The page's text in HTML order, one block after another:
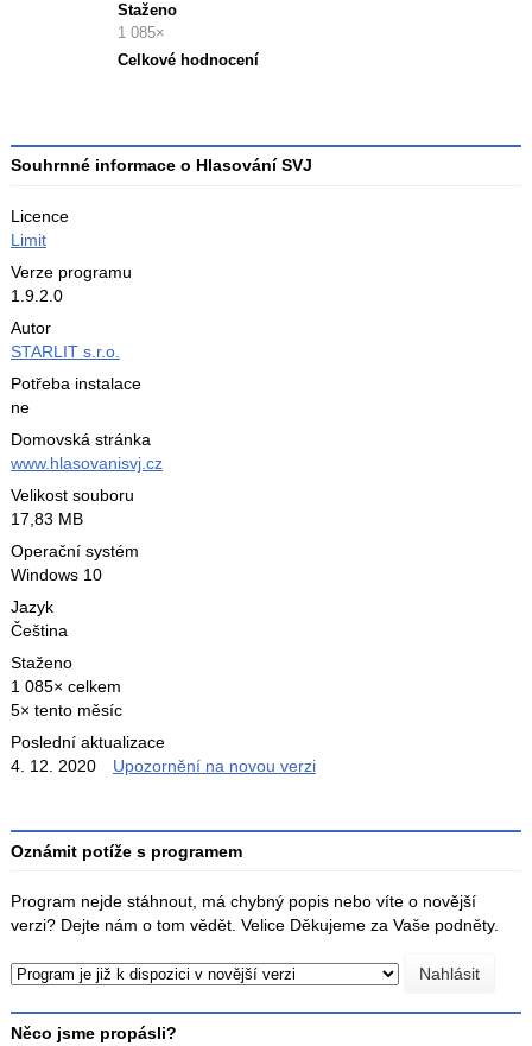
Staženo
1 085×
Celkové hodnocení
Souhrnné informace o Hlasování SVJ
Licence
Limit
Verze programu
1.9.2.0
Autor
STARLIT s.r.o.
Potřeba instalace
ne
Domovská stránka
www.hlasovanisvj.cz
Velikost souboru
17,83 MB
Operační systém
Windows 10
Jazyk
Čeština
Staženo
1 085× celkem
5× tento měsíc
Poslední aktualizace
4. 12. 2020
Upozornění na novou verzi
Oznámit potíže s programem
Program nejde stáhnout, má chybný popis nebo víte o novější
verzi? Dejte nám o tom vědět. Velice Děkujeme za Vaše podněty.
Něco jsme propásli?